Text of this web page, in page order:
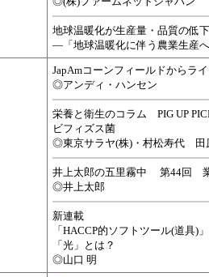
地球温暖化が生産量・品質の低
―「地球温暖化に伴う農業生産
JapAmコーンフィールドからラ
◎アンディ・ハンセン
栄養と衛生のコラム PIG UP
ビフィズス菌
◎東京サラヤ(株)・村松寿代 田
井上太郎の五里霧中 第44回
◎井上太郎
新連載
「HACCP的ソフトツール(道具)
「光」とは？
◎山口 明